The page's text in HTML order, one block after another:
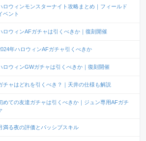
ロウィンモンスターナイト攻略まとめ｜フィールド
ベント
ロウィンAFガチャは引くべきか｜復刻開催
年ハロウィンAFガチャ引くべきか
ロウィンGWガチャは引くべきか｜復刻開催
チャはどれを引くべき？｜天井の仕様も解説
めての友達ガチャは引くべきか｜ジュン専用AFガチ
満る夜の評価とパッシブスキル